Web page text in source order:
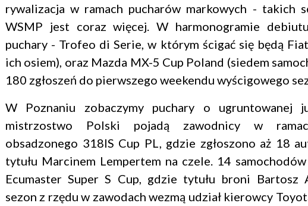
rywalizacja w ramach pucharów markowych - takich
WSMP jest coraz więcej. W harmonogramie
puchary - Trofeo di Serie, w którym ścigać się będą
ich osiem), oraz Mazda MX-5 Cup Poland (siedem
180 zgłoszeń do pierwszego weekendu wyścigowego
W Poznaniu zobaczymy puchary o ugruntowanej
mistrzostwo Polski pojadą zawodnicy w
obsadzonego 318IS Cup PL, gdzie zgłoszono aż 18
tytułu Marcinem Lempertem na czele. 14
Ecumaster Super S Cup, gdzie tytułu broni Bartosz
sezon z rzędu w zawodach wezmą udział kierowcy